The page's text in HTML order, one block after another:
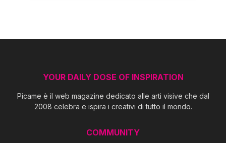
YOUR DAILY DOSE OF INSPIRATION
Picame è il web magazine dedicato alle arti visive che dal
2008 celebra e ispira i creativi di tutto il mondo.
COMMUNITY